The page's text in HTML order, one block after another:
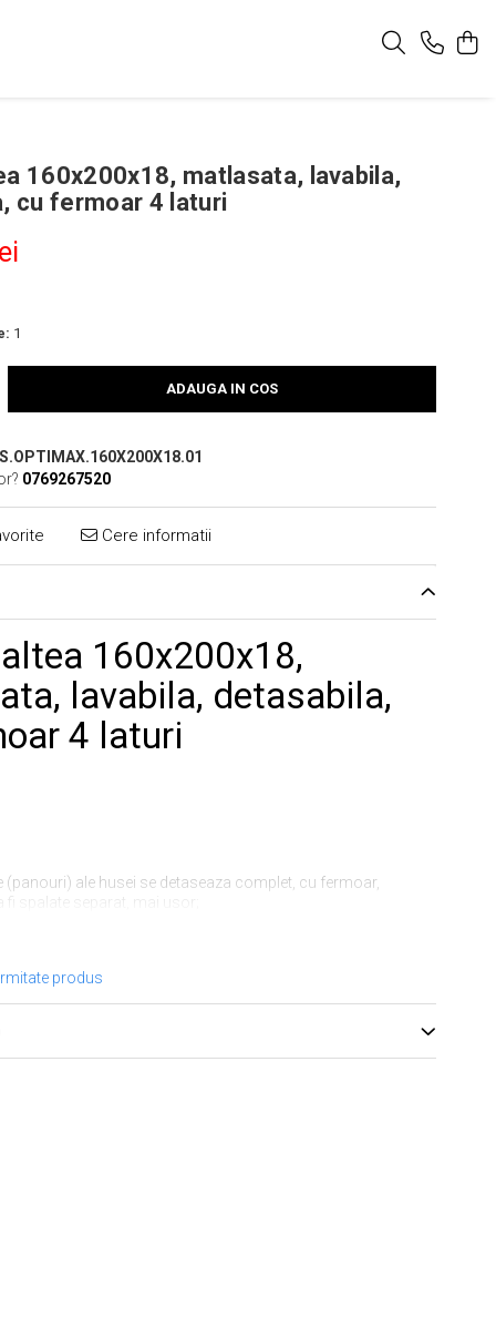
160x200x18, matlasata, lavabila,
cu fermoar 4 laturi
1
ADAUGA IN COS
0769267520
Cere informatii
160x200x18,
lavabila, detasabila,
4 laturi
(panouri) ale husei se detaseaza complet, cu fermoar,
pentru un confort superior;
- durata mare de viata;
produs